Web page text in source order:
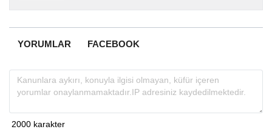
YORUMLAR FACEBOOK